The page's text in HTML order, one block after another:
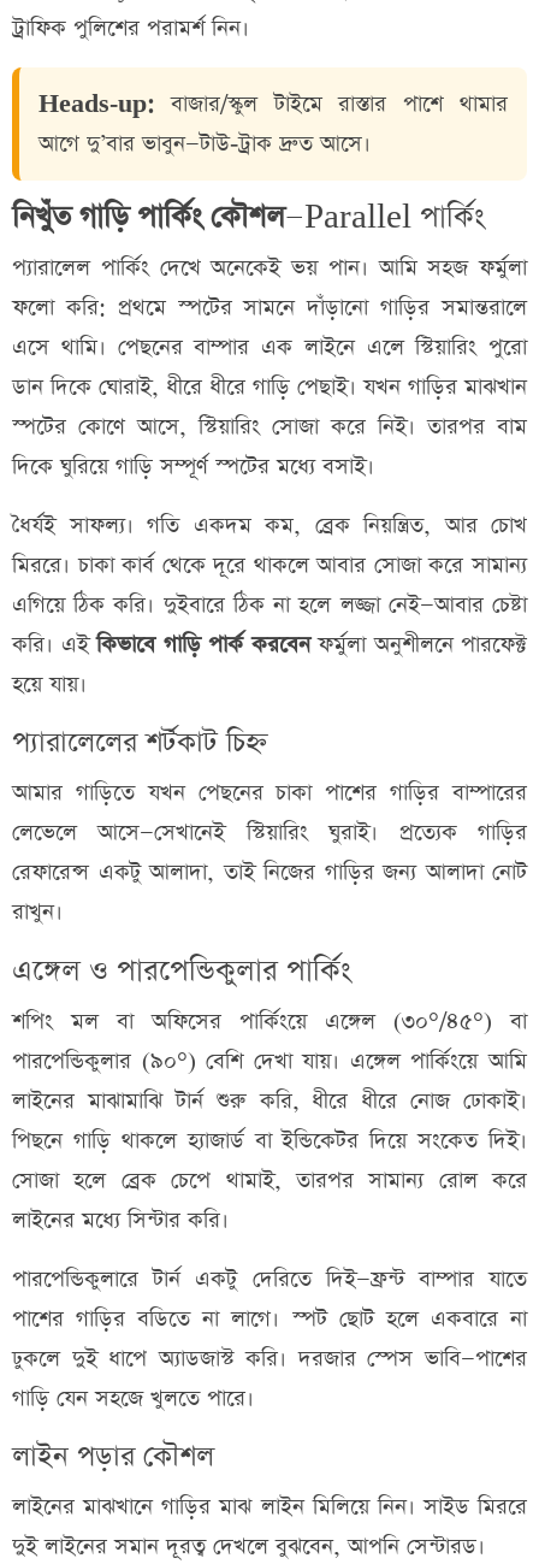
ট্রাফিক পুলিশের পরামর্শ নিন।
Heads‑up: বাজার/স্কুল টাইমে রাস্তার পাশে থামার
আগে দু’বার ভাবুন—টাউ‑ট্রাক দ্রুত আসে।
নিখুঁত গাড়ি পার্কিং কৌশল—Parallel পার্কিং
প্যারালেল পার্কিং দেখে অনেকেই ভয় পান। আমি সহজ ফর্মুলা
ফলো করি: প্রথমে স্পটের সামনে দাঁড়ানো গাড়ির সমান্তরালে
এসে থামি। পেছনের বাম্পার এক লাইনে এলে স্টিয়ারিং পুরো
ডান দিকে ঘোরাই, ধীরে ধীরে গাড়ি পেছাই। যখন গাড়ির মাঝখান
স্পটের কোণে আসে, স্টিয়ারিং সোজা করে নিই। তারপর বাম
দিকে ঘুরিয়ে গাড়ি সম্পূর্ণ স্পটের মধ্যে বসাই।
ধৈর্যই সাফল্য। গতি একদম কম, ব্রেক নিয়ন্ত্রিত, আর চোখ
মিররে। চাকা কার্ব থেকে দূরে থাকলে আবার সোজা করে সামান্য
এগিয়ে ঠিক করি। দুইবারে ঠিক না হলে লজ্জা নেই—আবার চেষ্টা
করি। এইকিভাবে গাড়ি পার্ক করবেনফর্মুলা অনুশীলনে পারফেক্ট
হয়ে যায়।
প্যারালেলের শর্টকাট চিহ্ন
আমার গাড়িতে যখন পেছনের চাকা পাশের গাড়ির বাম্পারের
লেভেলে আসে—সেখানেই স্টিয়ারিং ঘুরাই। প্রত্যেক গাড়ির
রেফারেন্স একটু আলাদা, তাই নিজের গাড়ির জন্য আলাদা নোট
রাখুন।
এঙ্গেল ও পারপেন্ডিকুলার পার্কিং
শপিং মল বা অফিসের পার্কিংয়ে এঙ্গেল (৩০°/৪৫°) বা
পারপেন্ডিকুলার (৯০°) বেশি দেখা যায়। এঙ্গেল পার্কিংয়ে আমি
লাইনের মাঝামাঝি টার্ন শুরু করি, ধীরে ধীরে নোজ ঢোকাই।
পিছনে গাড়ি থাকলে হ্যাজার্ড বা ইন্ডিকেটর দিয়ে সংকেত দিই।
সোজা হলে ব্রেক চেপে থামাই, তারপর সামান্য রোল করে
লাইনের মধ্যে সিন্টার করি।
পারপেন্ডিকুলারে টার্ন একটু দেরিতে দিই—ফ্রন্ট বাম্পার যাতে
পাশের গাড়ির বডিতে না লাগে। স্পট ছোট হলে একবারে না
ঢুকলে দুই ধাপে অ্যাডজাস্ট করি। দরজার স্পেস ভাবি—পাশের
গাড়ি যেন সহজে খুলতে পারে।
লাইন পড়ার কৌশল
লাইনের মাঝখানে গাড়ির মাঝ লাইন মিলিয়ে নিন। সাইড মিররে
দুই লাইনের সমান দূরত্ব দেখলে বুঝবেন, আপনি সেন্টারড।